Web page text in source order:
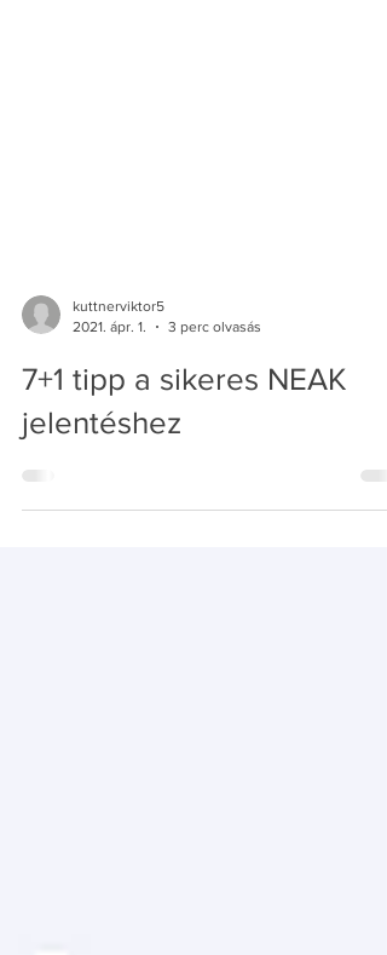
kuttnerviktor5
7+1 tipp a sikeres NEAK